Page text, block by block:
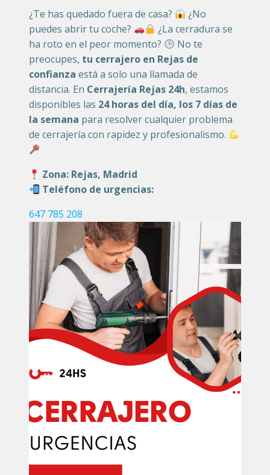
¿Te has quedado fuera de casa?
¿No
puedes abrir tu coche?
¿La cerradura se
ha roto en el peor momento?
No te
preocupes, tu cerrajero en Rejas de
confianza está a solo una llamada de
distancia. En Cerrajería Rejas 24h, estamos
disponibles las 24 horas del día, los 7 días de
la semana para resolver cualquier problema
de cerrajería con rapidez y profesionalismo.
Zona: Rejas, Madrid
Teléfono de urgencias:
647 785 208